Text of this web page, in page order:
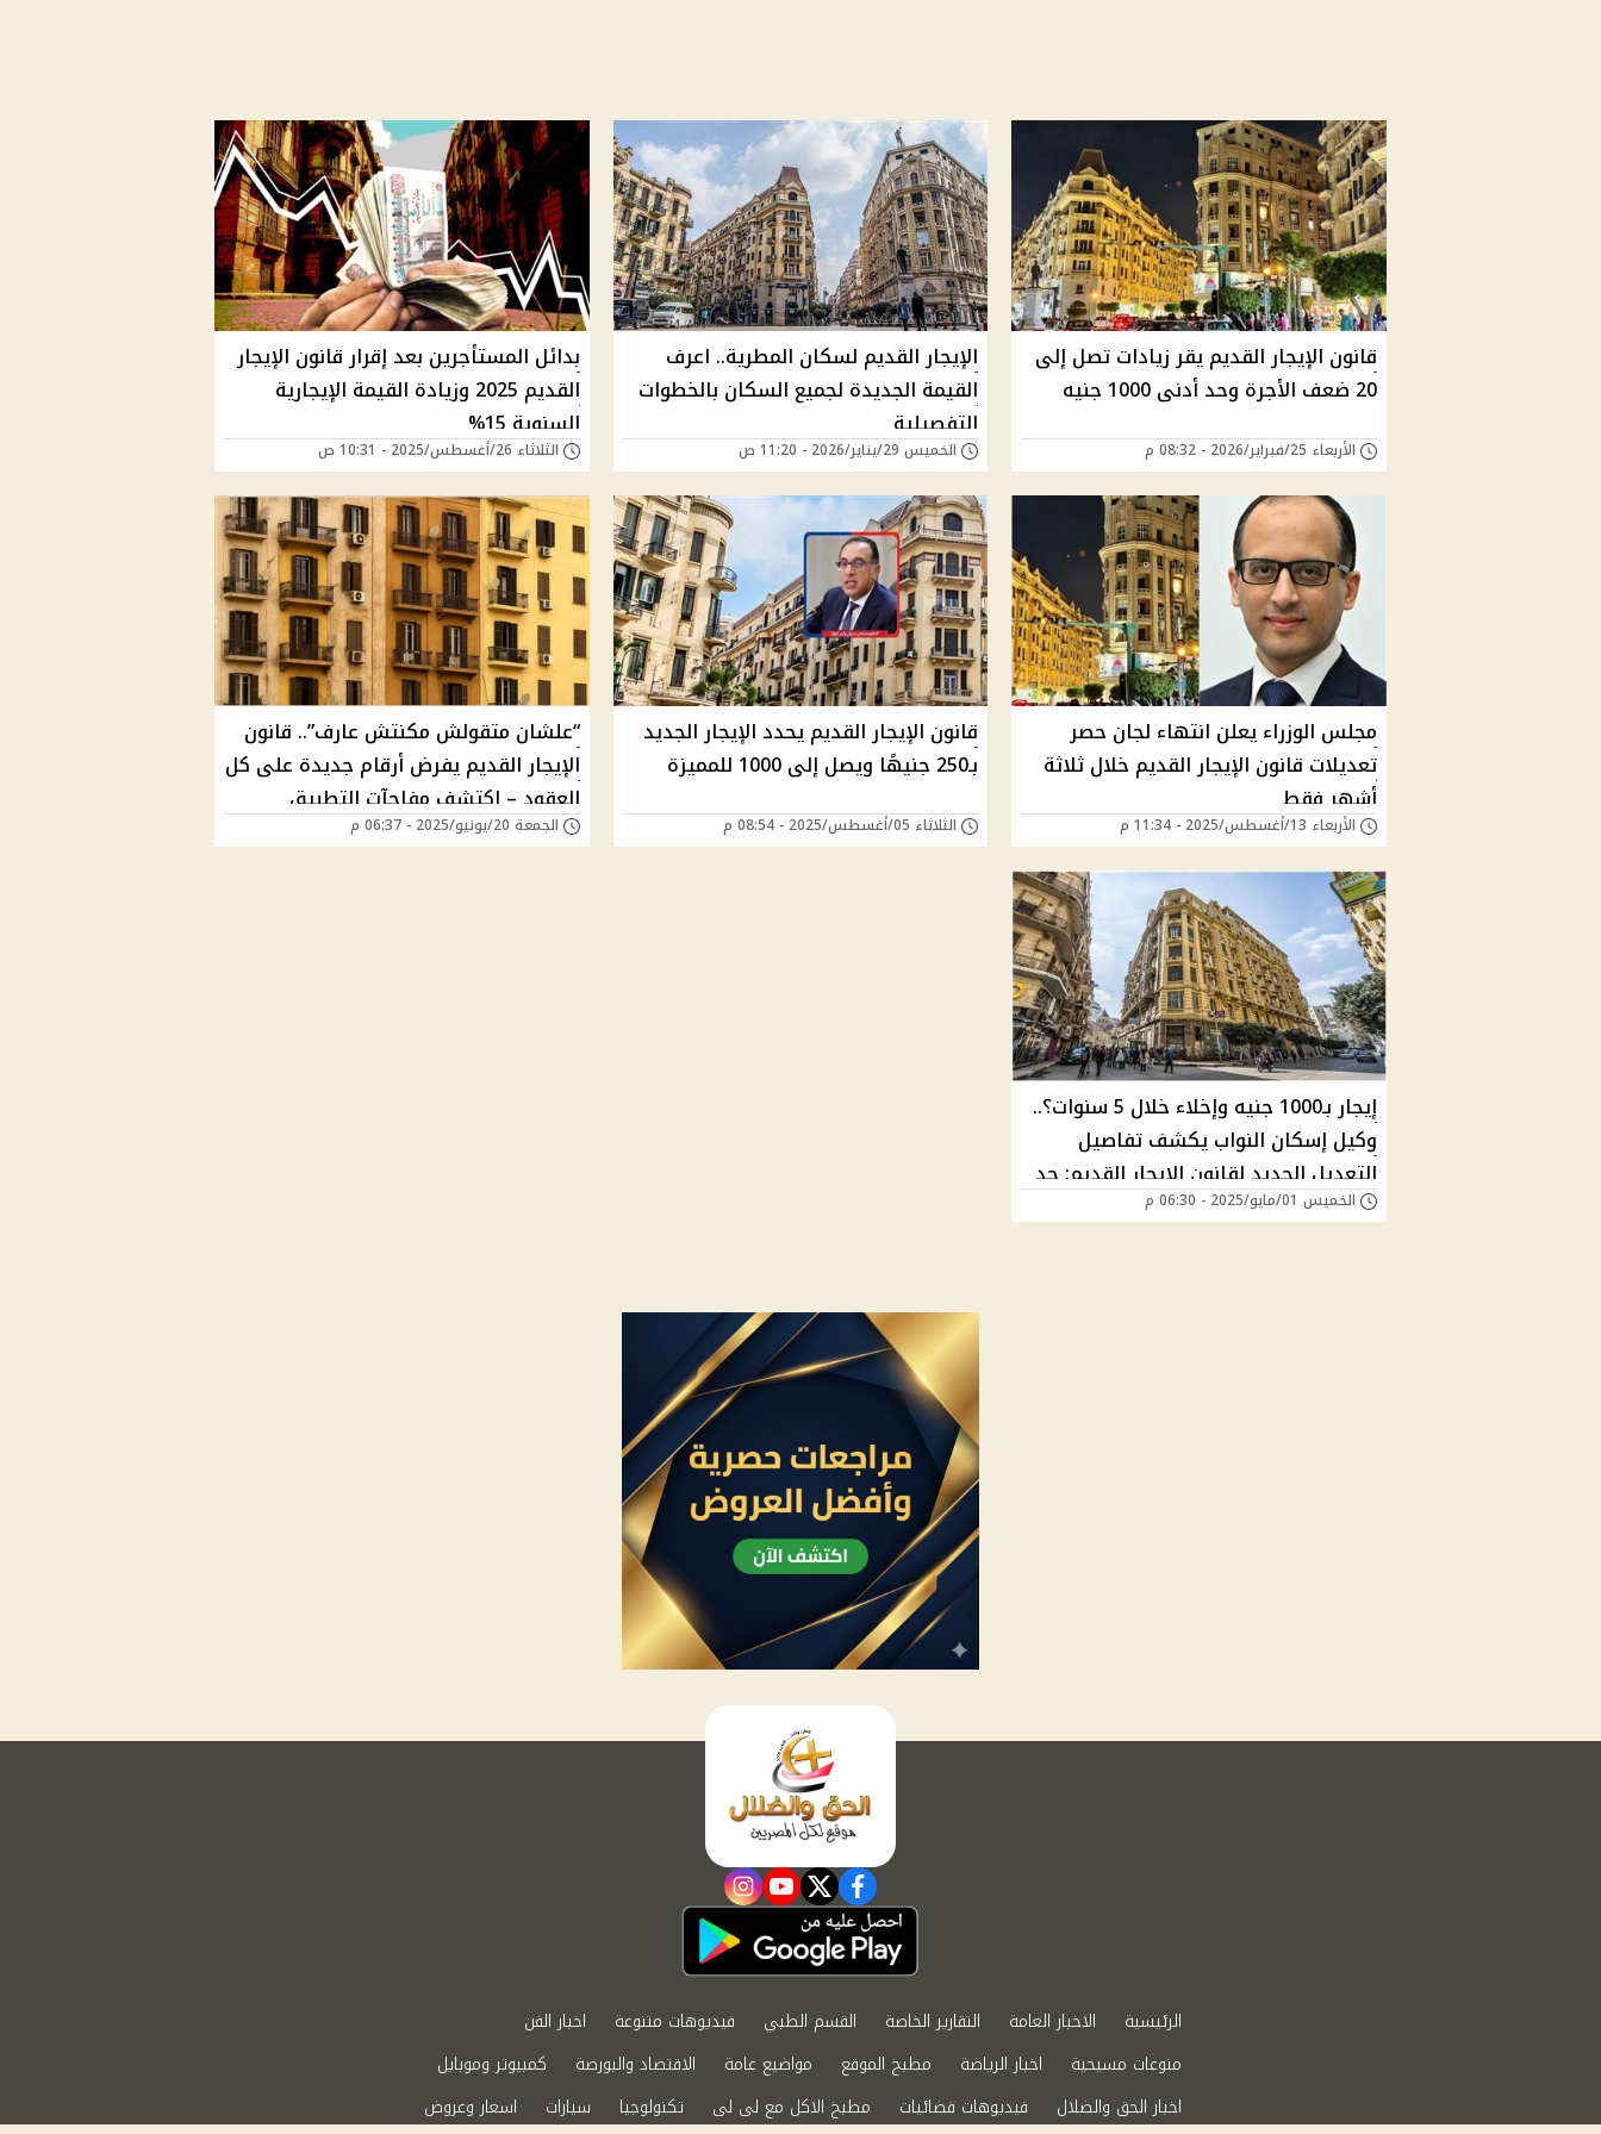
قانون الإيجار القديم يقر زيادات تصل إلى
20 ضعف الأجرة وحد أدنى 1000 جنيه
الأربعاء 25/فبراير/2026 - 08:32 م
الإيجار القديم لسكان المطرية.. اعرف
القيمة الجديدة لجميع السكان بالخطوات
التفصيلية
الخميس 29/يناير/2026 - 11:20 ص
بدائل المستأجرين بعد إقرار قانون الإيجار
القديم 2025 وزيادة القيمة الإيجارية
السنوية 15%
الثلاثاء 26/أغسطس/2025 - 10:31 ص
مجلس الوزراء يعلن انتهاء لجان حصر
تعديلات قانون الإيجار القديم خلال ثلاثة
أشهر فقط
الأربعاء 13/أغسطس/2025 - 11:34 م
قانون الإيجار القديم يحدد الإيجار الجديد
بـ250 جنيهًا ويصل إلى 1000 للمميزة
الثلاثاء 05/أغسطس/2025 - 08:54 م
“علشان متقولش مكنتش عارف”.. قانون
الإيجار القديم يفرض أرقام جديدة على كل
العقود – اكتشف مفاجآت التطبيق
والزيادة السنوية
الجمعة 20/يونيو/2025 - 06:37 م
إيجار بـ1000 جنيه وإخلاء خلال 5 سنوات؟..
وكيل إسكان النواب يكشف تفاصيل
التعديل الجديد لقانون الإيجار القديم: حد
أدنى وزيادة 15% سنويًا
الخميس 01/مايو/2025 - 06:30 م
facebook
twitter
youtube
instagram
الرئيسية الاخبار العامة التقارير الخاصة القسم الطبي فيديوهات متنوعة
اخبار الفن
منوعات مسيحية
اخبار الرياضة مطبخ الموقع مواضيع عامة الاقتصاد والبورصة
كمبيوتر وموبايل
اخبار الحق والضلال
فيديوهات فضائيات مطبخ الاكل مع لى لى تكنولوجيا سيارات اسعار وعروض